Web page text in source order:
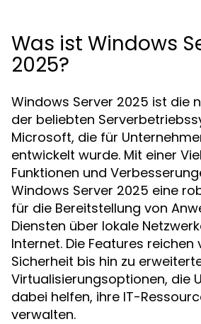
Was ist Windows
2025?
Windows Server 2025 ist die
der beliebten
Microsoft, die für
entwickelt wurde. Mit einer
Funktionen und
Windows Server 2025 eine
für die Bereitstellung von
Diensten über lokale
Internet. Die Features
Sicherheit bis hin zu
Virtualisierungsoptionen, die
dabei helfen, ihre IT-
verwalten.